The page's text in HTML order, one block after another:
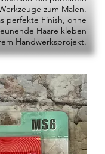
zum Malen.
perfekte Finish, ohne
Haare kleben
Handwerksprojekt.